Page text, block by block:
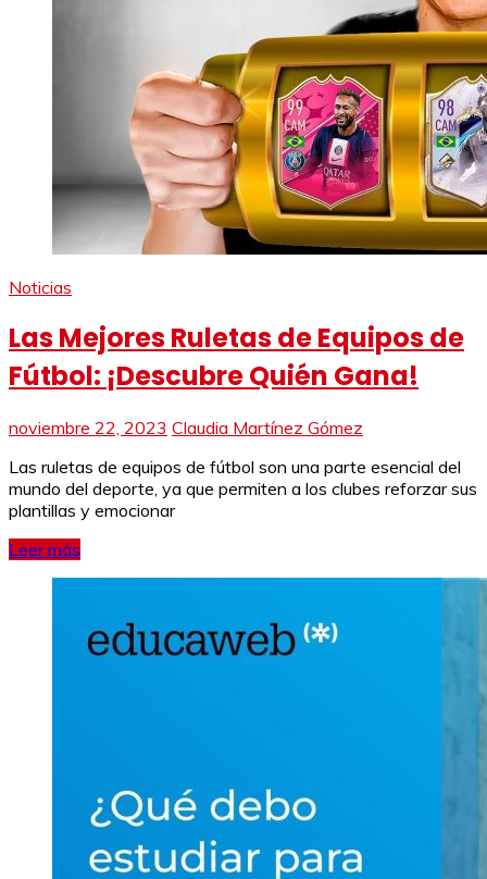
Noticias
Las Mejores Ruletas de Equipos de
Fútbol: ¡Descubre Quién Gana!
noviembre 22, 2023 Claudia Martínez Gómez
Las ruletas de equipos de fútbol son una parte esencial del
mundo del deporte, ya que permiten a los clubes reforzar sus
plantillas y emocionar
Leer más